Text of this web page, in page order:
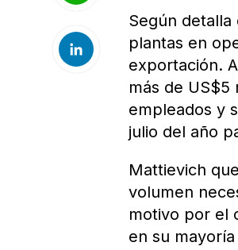
Según detalla
plantas en
exportación.
más de US$5
empleados y
julio del año
Mattievich
volumen
motivo por el
en su